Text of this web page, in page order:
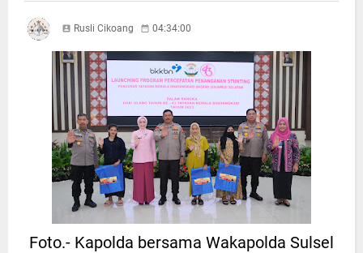
Rusli Cikoang 04:34:00
Foto.- Kapolda bersama Wakapolda Sulsel